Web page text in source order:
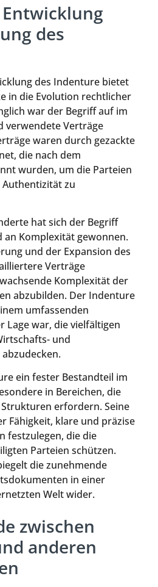
des
des Indenture bietet
in die Evolution rechtlicher
war der Begriff auf im
verwendete Verträge
waren durch gezackte
die nach dem
wurden, um die Parteien
zu
hat sich der Begriff
Komplexität gewonnen.
und der Expansion des
Verträge
Komplexität der
abzubilden. Der Indenture
umfassenden
Lage war, die vielfältigen
und
ein fester Bestandteil im
in Bereichen, die
erfordern. Seine
Fähigkeit, klare und präzise
festzulegen, die die
Parteien schützen.
die zunehmende
in einer
Welt wider.
zwischen
anderen